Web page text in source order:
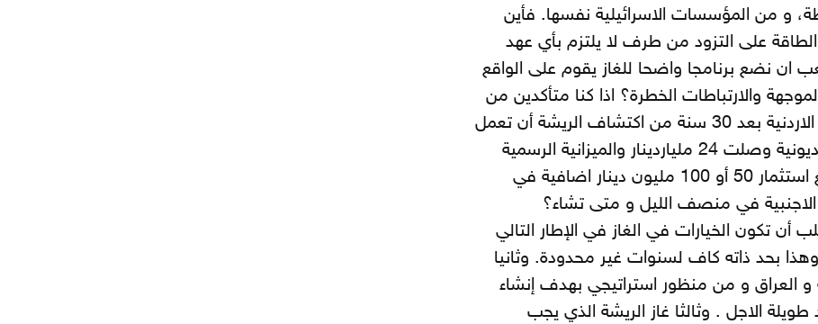
و من المؤسسات الاسرائيلية نفسها. فأين
على التزود من طرف لا يلتزم بأي عهد
ان نضع برنامجا واضحا للغاز يقوم على الواقع
والارتباطات الخطرة؟ اذا كنا متأكدين من
غاز الريشة الا تستطيع الكوادر الاردنية بعد 30 سنة من اكتشاف الريشة أن تعمل
على استخراجه؟ واذا كانت المديونية وصلت 24 ملياردينار والميزانية الرسمية
8700 مليون دينار الا نستطيع استثمار 50 أو 100 مليون دينار اضافية في
الاجنبية في منصف الليل و متى تشاء؟
أن تكون الخيارات في الغاز في الإطار التالي
وهذا بحد ذاته كاف لسنوات غير محدودة. وثانيا
العراق و من منظور استراتيجي بهدف إنشاء
الاجل . وثالثا غاز الريشة الذي يجب